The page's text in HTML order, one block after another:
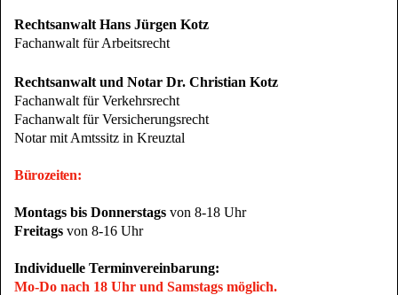
Rechtsanwalt Hans Jürgen Kotz
Fachanwalt für Arbeitsrecht
Rechtsanwalt und Notar Dr. Christian Kotz
Fachanwalt für Verkehrsrecht
Fachanwalt für Versicherungsrecht
Notar mit Amtssitz in Kreuztal
Bürozeiten:
Montags bis Donnerstags von 8-18 Uhr
Freitags von 8-16 Uhr
Individuelle Terminvereinbarung:
Mo-Do nach 18 Uhr und Samstags möglich.